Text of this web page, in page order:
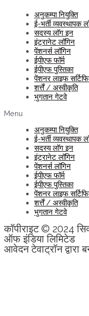
अनुकम्पा नियुक्ति
ई-भर्ती व्यवस्थापक
सदस्य लॉग इन
इंट्रानेट लॉगिन
पेंशनर्स लॉगिन
ईपीएफ फॉर्म
ईपीएफ पुस्तिका
पेंशनर लाइफ
शर्त्तें / अस्वीकृति
भुगतान गेटवे
Menu
अनुकम्पा नियुक्ति
ई-भर्ती व्यवस्थापक
सदस्य लॉग इन
इंट्रानेट लॉगिन
पेंशनर्स लॉगिन
ईपीएफ फॉर्म
ईपीएफ पुस्तिका
पेंशनर लाइफ
शर्त्तें / अस्वीकृति
भुगतान गेटवे
कॉपीराइट © 2024
ऑफ इंडिया लिमिटेड
आवेदन टेवाट्रॉन द्वारा